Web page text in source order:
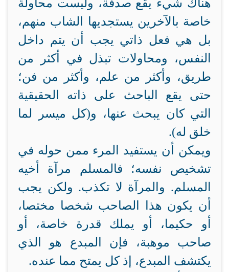
هناك شيء يقع صدفة، وليست محاولة
خاصة بالآخرين يستجديها الشاب منهم،
بل هي فعل ذاتي يجب أن يتم داخل
النفس، ومحاولات تبذل في أكثر من
طريق، وأكثر من علم، وأكثر من فن؛
حتى يقع الباحث على ذاته الحقيقية
التي كان يبحث عنها، و(كل ميسر لما
خلق له).
ويمكن أن يستفيد المرء ممن حوله في
تشخيص نفسه؛ فالمسلم مرآة أخيه
المسلم. والمرآة لا تكذب. ولكن يجب
أن يكون هذا الصاحب شخصا مختصا،
أو حكيما، أو يملك قدرة خاصة، أو
صاحب موهبة، فإن المبدع هو الذي
يكتشف المبدع، إذ كل يمتح مما عنده.